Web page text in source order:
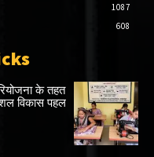
1087
608
के तहत
विकास पहल